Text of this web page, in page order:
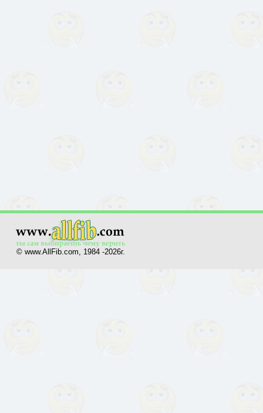
© www.AllFib.com, 1984 -2026г.